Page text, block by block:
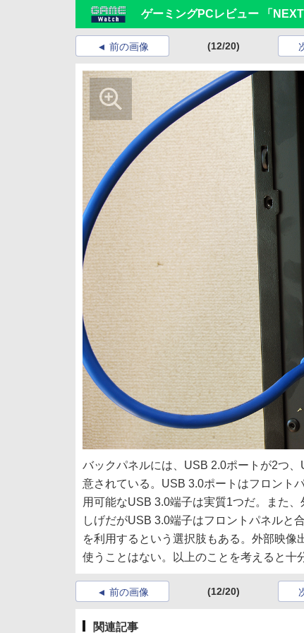
ゲーミングPCレビュー 「
前の画像 (12/20)
バックパネルには、USB 2.0ポートが2つ
意されている。USB 3.0ポートはフロント
用可能なUSB 3.0端子は実質1つだ。また
しげだがUSB 3.0端子はフロントパネルと
を利用するという選択肢もある。外部映
使うことはない。以上のことを考えると十
前の画像 (12/20)
関連記事